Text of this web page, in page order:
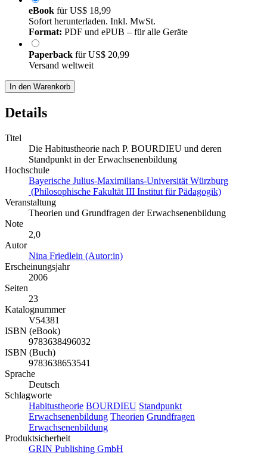
eBook fürUS$ 18,99
Sofort herunterladen. Inkl. MwSt.
Format: PDF und ePUB – für alle Geräte
Paperback fürUS$ 20,99
Versand weltweit
In den Warenkorb
Details
Titel
Die Habitustheorie nach P. BOURDIEU und deren
Standpunkt in der Erwachsenenbildung
Hochschule
Bayerische Julius-Maximilians-Universität Würzburg
(Philosophische Fakultät III Institut für Pädagogik)
Veranstaltung
Theorien und Grundfragen der Erwachsenenbildung
Note
2,0
Autor
Nina Friedlein (Autor:in)
Erscheinungsjahr
2006
Seiten
23
Katalognummer
V54381
ISBN (eBook)
9783638496032
ISBN (Buch)
9783638653541
Sprache
Deutsch
Schlagworte
Habitustheorie BOURDIEU Standpunkt
Erwachsenenbildung Theorien Grundfragen
Erwachsenenbildung
Produktsicherheit
GRIN Publishing GmbH